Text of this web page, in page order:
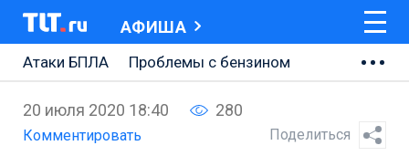
АФИША
Атаки БПЛА
Проблемы с бензином
Ремонт Центральной площади
20 июля 2020 18:40 280
Комментировать Поделиться